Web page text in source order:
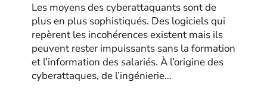
Les moyens des cyberattaquants sont de
plus en plus sophistiqués. Des logiciels qui
repèrent les incohérences existent mais ils
peuvent rester impuissants sans la formation
et l’information des salariés. À l’origine des
cyberattaques, de l’ingénierie…